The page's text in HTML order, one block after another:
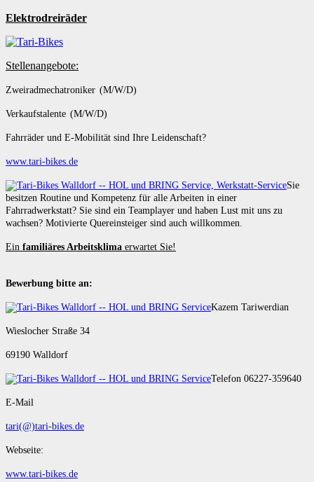
Elektrodreiräder
Stellenangebote:
Zweiradmechatroniker (M/W/D)
Verkaufstalente (M/W/D)
Fahrräder und E-Mobilität sind Ihre Leidenschaft?
www.tari-bikes.de
Sie
besitzen Routine und Kompetenz für alle Arbeiten in einer
Fahrradwerkstatt? Sie sind ein Teamplayer und haben Lust mit uns zu
wachsen? Motivierte Quereinsteiger sind auch willkommen.
Ein familiäres Arbeitsklima erwartet Sie!
Bewerbung bitte an:
Kazem Tariwerdian
Wieslocher Straße 34
69190 Walldorf
Telefon 06227-359640
E-Mail
tari(@)tari-bikes.de
Webseite:
www.tari-bikes.de